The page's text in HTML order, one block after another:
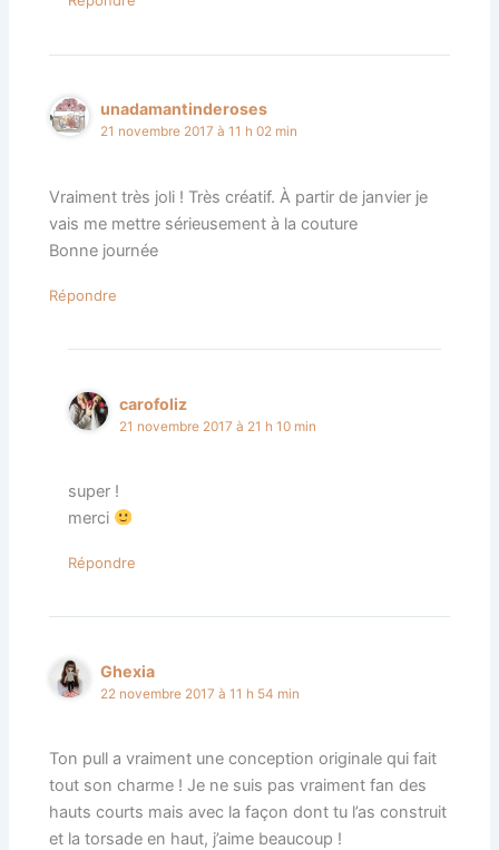
unadamantinderoses
21 novembre 2017 à 11 h 02 min
Vraiment très joli ! Très créatif. À partir de janvier je
vais me mettre sérieusement à la couture
Bonne journée
Répondre
carofoliz
21 novembre 2017 à 21 h 10 min
super !
merci
Répondre
Ghexia
22 novembre 2017 à 11 h 54 min
Ton pull a vraiment une conception originale qui fait
tout son charme ! Je ne suis pas vraiment fan des
hauts courts mais avec la façon dont tu l’as construit
et la torsade en haut, j’aime beaucoup !